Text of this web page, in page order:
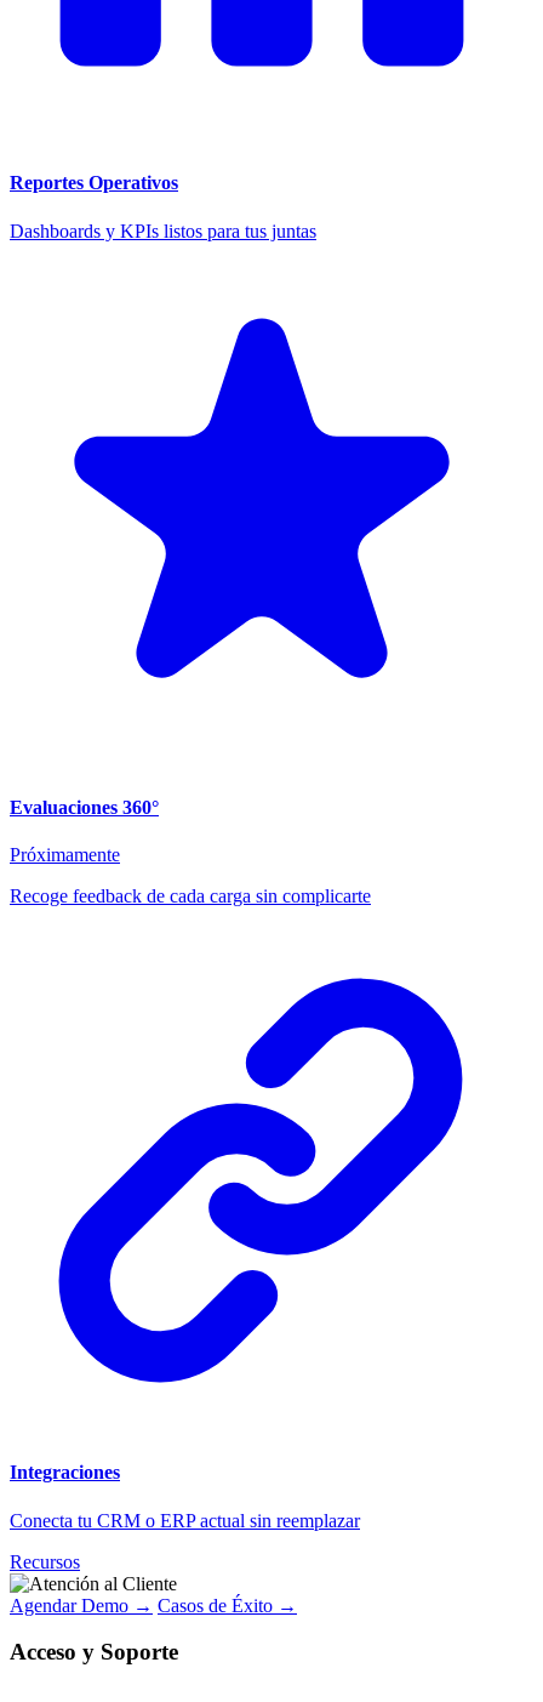
Reportes Operativos
Dashboards y KPIs listos para tus juntas
Evaluaciones 360°
Próximamente
Recoge feedback de cada carga sin complicarte
Integraciones
Conecta tu CRM o ERP actual sin reemplazar
Recursos
Agendar Demo → Casos de Éxito →
Acceso y Soporte